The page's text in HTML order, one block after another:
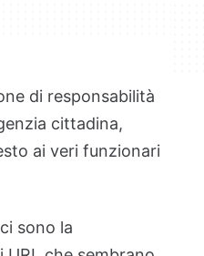
di responsabilità
cittadina,
ai veri funzionari
sono la